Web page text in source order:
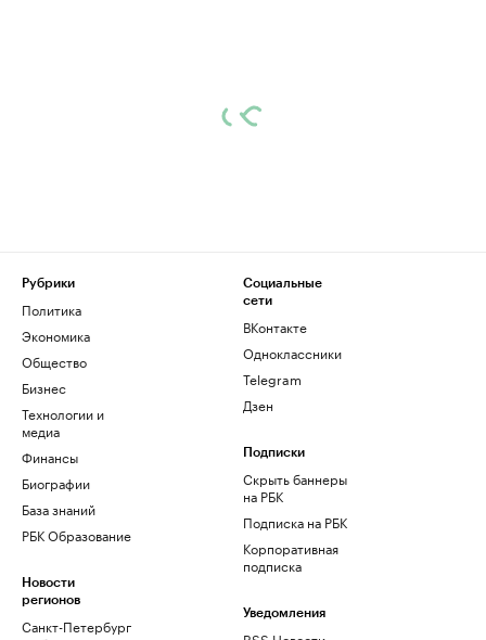
Рубрики
Политика
Экономика
Общество
Бизнес
Технологии и
медиа
Финансы
Биографии
База знаний
РБК Образование
Новости
регионов
Санкт-Петербург
Социальные
сети
ВКонтакте
Одноклассники
Telegram
Дзен
Подписки
Скрыть баннеры
на РБК
Подписка на РБК
Корпоративная
подписка
Уведомления